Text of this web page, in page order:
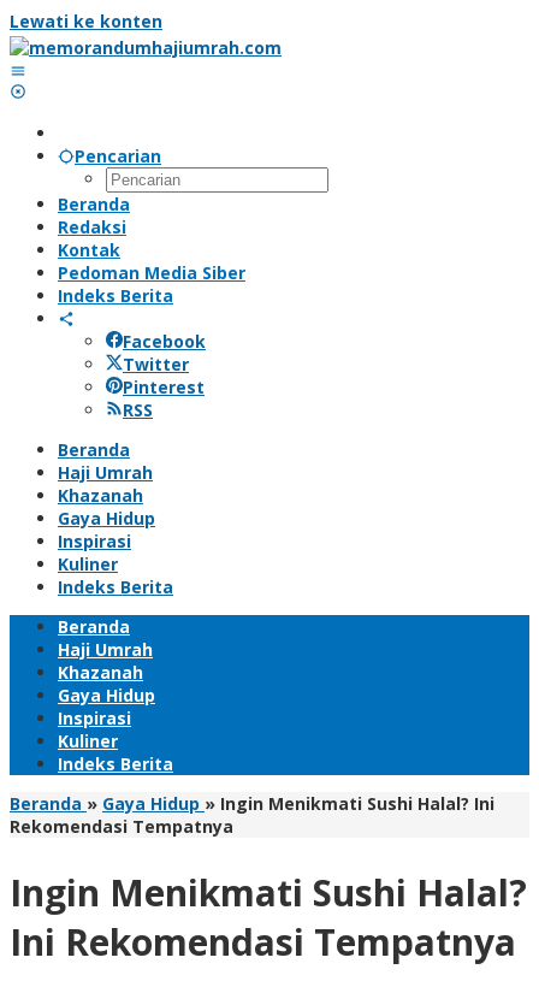
Lewati ke konten
Pencarian
Beranda
Redaksi
Kontak
Pedoman Media Siber
Indeks Berita
Facebook
Twitter
Pinterest
RSS
Beranda
Haji Umrah
Khazanah
Gaya Hidup
Inspirasi
Kuliner
Indeks Berita
Beranda
Haji Umrah
Khazanah
Gaya Hidup
Inspirasi
Kuliner
Indeks Berita
Beranda » Gaya Hidup » Ingin Menikmati Sushi Halal? Ini
Rekomendasi Tempatnya
Ingin Menikmati Sushi Halal?
Ini Rekomendasi Tempatnya